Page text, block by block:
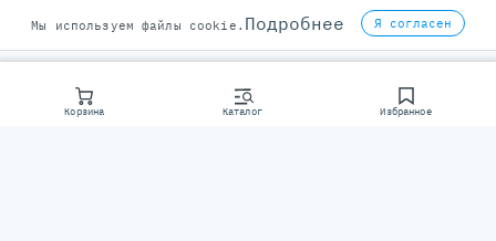
Корзина Каталог Избранное
Мы используем файлы cookie. Подробнее Я согласен